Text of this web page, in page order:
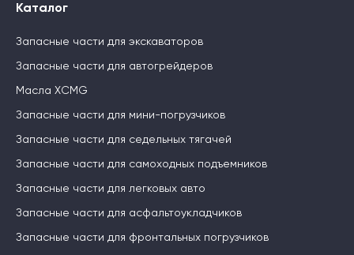
Каталог
Запасные части для экскаваторов
Запасные части для автогрейдеров
Масла XCMG
Запасные части для мини-погрузчиков
Запасные части для седельных тягачей
Запасные части для самоходных подъемников
Запасные части для легковых авто
Запасные части для асфальтоукладчиков
Запасные части для фронтальных погрузчиков